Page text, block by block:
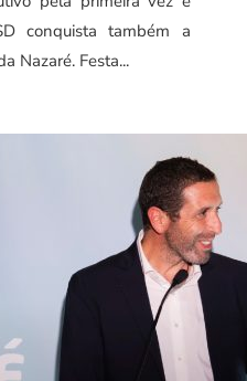
conquista também a
Nazaré. Festa...